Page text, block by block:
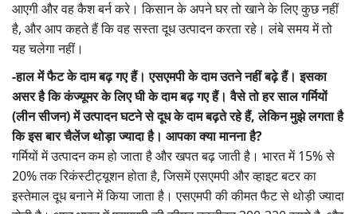
आएगी और वह कैश बर्न करे। किसान के अपने घर तो खाने के लिए कुछ नहीं
है, और आप कहते हैं कि वह सस्ता दूध उत्पादन करता रहे। लंबे समय में तो
यह चलेगा नहीं।
-हाल में फैट के दाम बढ़ गए हैं। एसएमपी के दाम उतने नहीं बढ़े हैं। इसका
असर है कि कंज्यूमर के लिए घी के दाम बढ़ गए हैं। वैसे तो हर साल गर्मियों
(लीन सीजन) में उत्पादन घटने से दूध के दाम बढ़ते रहे हैं, लेकिन मुझे लगता है
कि इस बार चैलेंज थोड़ा ज्यादा है। आपका क्या मानना है?
गर्मियों में उत्पादन कम हो जाता है और खपत बढ़ जाती है। भारत में 15% से
20% तक रिकंस्टीट्यूशन होता है, जिसमें एसएमपी और व्हाइट बटर का
इस्तेमाल दूध बनाने में किया जाता है। एसएमपी की कीमत फैट से थोड़ी ज्यादा